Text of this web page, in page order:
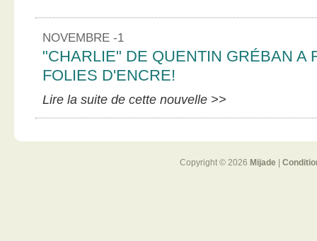
NOVEMBRE -1
"CHARLIE" DE QUENTIN GRÉBAN A
FOLIES D'ENCRE!
Lire la suite de cette nouvelle >>
Copyright © 2026 Mijade|